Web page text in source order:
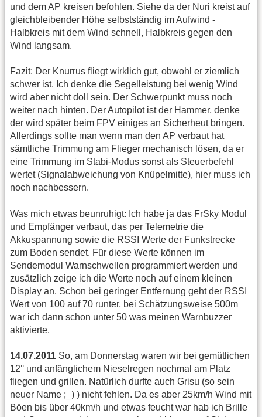
und dem AP kreisen befohlen. Siehe da der Nuri kreist auf
gleichbleibender Höhe selbstständig im Aufwind -
Halbkreis mit dem Wind schnell, Halbkreis gegen den
Wind langsam.
Fazit: Der Knurrus fliegt wirklich gut, obwohl er ziemlich
schwer ist. Ich denke die Segelleistung bei wenig Wind
wird aber nicht doll sein. Der Schwerpunkt muss noch
weiter nach hinten. Der Autopilot ist der Hammer, denke
der wird später beim FPV einiges an Sicherheut bringen.
Allerdings sollte man wenn man den AP verbaut hat
sämtliche Trimmung am Flieger mechanisch lösen, da er
eine Trimmung im Stabi-Modus sonst als Steuerbefehl
wertet (Signalabweichung von Knüpelmitte), hier muss ich
noch nachbessern.
Was mich etwas beunruhigt: Ich habe ja das FrSky Modul
und Empfänger verbaut, das per Telemetrie die
Akkuspannung sowie die RSSI Werte der Funkstrecke
zum Boden sendet. Für diese Werte können im
Sendemodul Warnschwellen programmiert werden und
zusätzlich zeige ich die Werte noch auf einem kleinen
Display an. Schon bei geringer Entfernung geht der RSSI
Wert von 100 auf 70 runter, bei Schätzungsweise 500m
war ich dann schon unter 50 was meinen Warnbuzzer
aktivierte.
14.07.2011 So, am Donnerstag waren wir bei gemütlichen
12° und anfänglichem Nieselregen nochmal am Platz
fliegen und grillen. Natürlich durfte auch Grisu (so sein
neuer Name ;_) ) nicht fehlen. Da es aber 25km/h Wind mit
Böen bis über 40km/h und etwas feucht war hab ich Brille